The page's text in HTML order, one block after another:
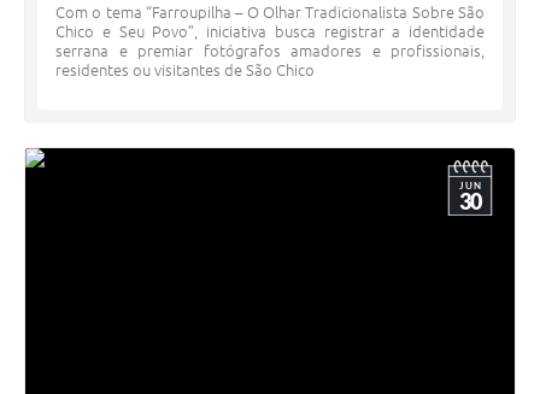
Com o tema “Farroupilha – O Olhar Tradicionalista Sobre São
Chico e Seu Povo”, iniciativa busca registrar a identidade
serrana e premiar fotógrafos amadores e profissionais,
residentes ou visitantes de São Chico
JUN
30